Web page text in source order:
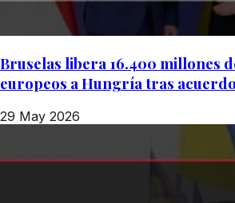
Bruselas libera 16.400 millones
europeos a Hungría tras acuerdo
29 May 2026